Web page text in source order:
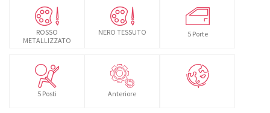
ROSSO
METALLIZZATO
NERO TESSUTO 5 Porte
5 Posti Anteriore